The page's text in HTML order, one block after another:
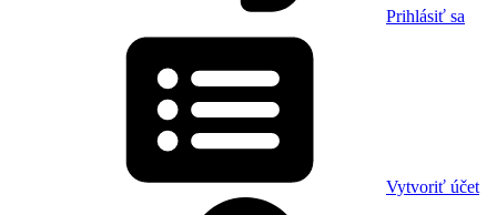
Prihlásiť sa
Vytvoriť účet